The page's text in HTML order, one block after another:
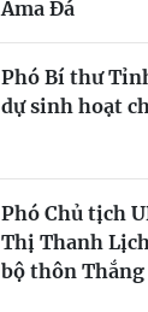
Ama Đá
Phó Bí thư
dự sinh hoạt
Phó Chủ tịch
Thị Thanh
bộ thôn Thắng